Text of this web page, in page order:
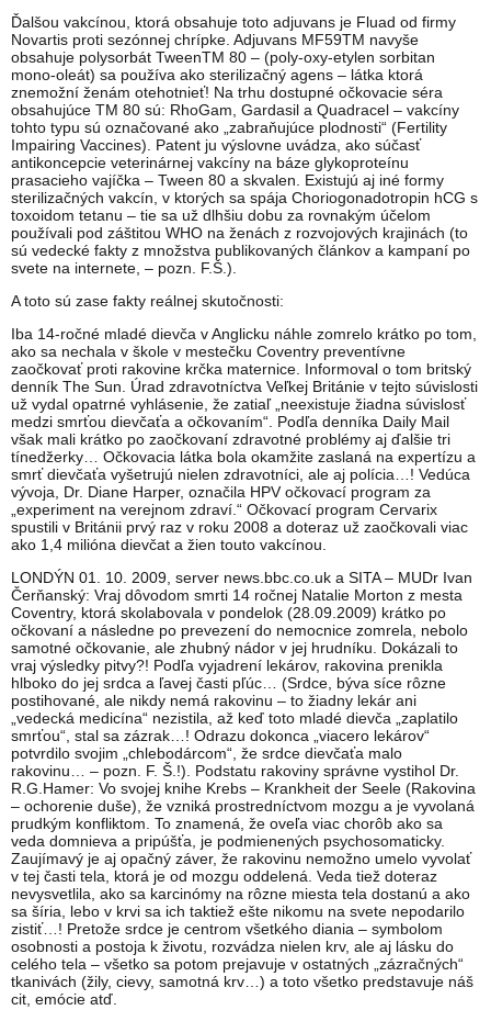
Ďalšou vakcínou, ktorá obsahuje toto adjuvans je Fluad od firmy
Novartis proti sezónnej chrípke. Adjuvans MF59TM navyše
obsahuje polysorbát TweenTM 80 – (poly-oxy-etylen sorbitan
mono-oleát) sa používa ako sterilizačný agens – látka ktorá
znemožní ženám otehotnieť! Na trhu dostupné očkovacie séra
obsahujúce TM 80 sú: RhoGam, Gardasil a Quadracel – vakcíny
tohto typu sú označované ako „zabraňujúce plodnosti“ (Fertility
Impairing Vaccines). Patent ju výslovne uvádza, ako súčasť
antikoncepcie veterinárnej vakcíny na báze glykoproteínu
prasacieho vajíčka – Tween 80 a skvalen. Existujú aj iné formy
sterilizačných vakcín, v ktorých sa spája Choriogonadotropin hCG s
toxoidom tetanu – tie sa už dlhšiu dobu za rovnakým účelom
používali pod záštitou WHO na ženách z rozvojových krajinách (to
sú vedecké fakty z množstva publikovaných článkov a kampaní po
svete na internete, – pozn. F.Š.).
A toto sú zase fakty reálnej skutočnosti:
Iba 14-ročné mladé dievča v Anglicku náhle zomrelo krátko po tom,
ako sa nechala v škole v mestečku Coventry preventívne
zaočkovať proti rakovine krčka maternice. Informoval o tom britský
denník The Sun. Úrad zdravotníctva Veľkej Británie v tejto súvislosti
už vydal opatrné vyhlásenie, že zatiaľ „neexistuje žiadna súvislosť
medzi smrťou dievčaťa a očkovaním“. Podľa denníka Daily Mail
však mali krátko po zaočkovaní zdravotné problémy aj ďalšie tri
tínedžerky… Očkovacia látka bola okamžite zaslaná na expertízu a
smrť dievčaťa vyšetrujú nielen zdravotníci, ale aj polícia…! Vedúca
vývoja, Dr. Diane Harper, označila HPV očkovací program za
„experiment na verejnom zdraví.“ Očkovací program Cervarix
spustili v Británii prvý raz v roku 2008 a doteraz už zaočkovali viac
ako 1,4 milióna dievčat a žien touto vakcínou.
LONDÝN 01. 10. 2009, server news.bbc.co.uk a SITA – MUDr Ivan
Čerňanský: Vraj dôvodom smrti 14 ročnej Natalie Morton z mesta
Coventry, ktorá skolabovala v pondelok (28.09.2009) krátko po
očkovaní a následne po prevezení do nemocnice zomrela, nebolo
samotné očkovanie, ale zhubný nádor v jej hrudníku. Dokázali to
vraj výsledky pitvy?! Podľa vyjadrení lekárov, rakovina prenikla
hlboko do jej srdca a ľavej časti pľúc… (Srdce, býva síce rôzne
postihované, ale nikdy nemá rakovinu – to žiadny lekár ani
„vedecká medicína“ nezistila, až keď toto mladé dievča „zaplatilo
smrťou“, stal sa zázrak…! Odrazu dokonca „viacero lekárov“
potvrdilo svojim „chlebodárcom“, že srdce dievčaťa malo
rakovinu… – pozn. F. Š.!). Podstatu rakoviny správne vystihol Dr.
R.G.Hamer: Vo svojej knihe Krebs – Krankheit der Seele (Rakovina
– ochorenie duše), že vzniká prostredníctvom mozgu a je vyvolaná
prudkým konfliktom. To znamená, že oveľa viac chorôb ako sa
veda domnieva a pripúšťa, je podmienených psychosomaticky.
Zaujímavý je aj opačný záver, že rakovinu nemožno umelo vyvolať
v tej časti tela, ktorá je od mozgu oddelená. Veda tiež doteraz
nevysvetlila, ako sa karcinómy na rôzne miesta tela dostanú a ako
sa šíria, lebo v krvi sa ich taktiež ešte nikomu na svete nepodarilo
zistiť…! Pretože srdce je centrom všetkého diania – symbolom
osobnosti a postoja k životu, rozvádza nielen krv, ale aj lásku do
celého tela – všetko sa potom prejavuje v ostatných „zázračných“
tkanivách (žily, cievy, samotná krv…) a toto všetko predstavuje náš
cit, emócie atď.